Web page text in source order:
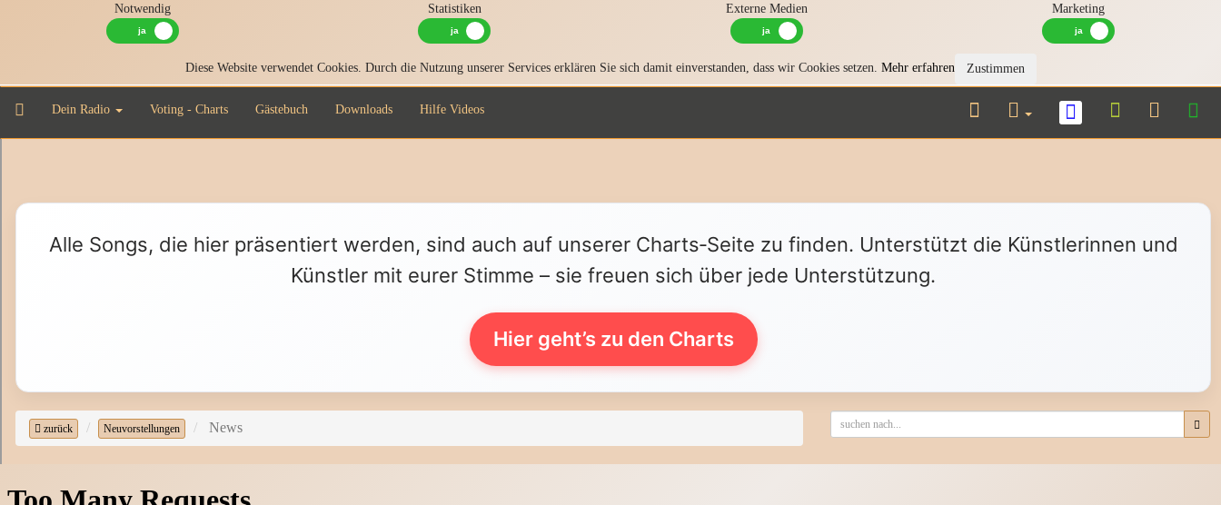
Notwendig Statistiken Externe Medien Marketing
Diese Website verwendet Cookies. Durch die Nutzung unserer Services erklären Sie sich damit einverstanden, dass wir Cookies setzen. Mehr erfahren Zustimmen
Dein Radio Voting - Charts Gästebuch Downloads Hilfe Videos
Alle Songs, die hier präsentiert werden, sind auch auf unserer Charts‑Seite zu finden. Unterstützt die Künstlerinnen und
Künstler mit eurer Stimme – sie freuen sich über jede Unterstützung.
Hier geht’s zu den Charts
zurück Neuvorstellungen News